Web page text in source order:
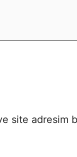
site adresim